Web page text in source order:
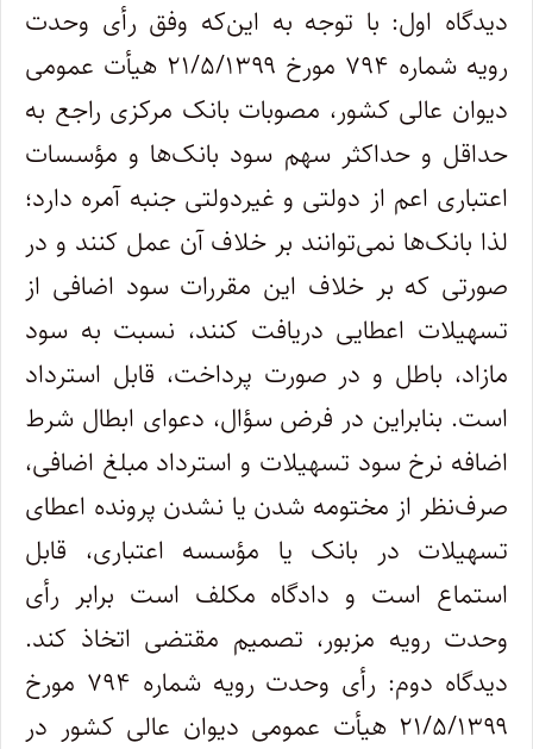
دیدگاه اول: با توجه به این‌که وفق رأی وحدت
رویه شماره ۷۹۴ مورخ ۲۱/۵/۱۳۹۹ هیأت عمومی
دیوان عالی کشور، مصوبات بانک مرکزی راجع به
حداقل و حداکثر سهم سود بانک‌ها و مؤسسات
اعتباری اعم از دولتی و غیردولتی جنبه آمره دارد؛
لذا بانک‌ها نمی‌توانند بر خلاف آن عمل کنند و در
صورتی‌ که بر خلاف این مقررات سود اضافی از
تسهیلات اعطایی دریافت کنند، نسبت به سود
مازاد، باطل و در صورت پرداخت، قابل استرداد
است. بنابراین در فرض سؤال، دعوای ابطال شرط
اضافه نرخ سود تسهیلات و استرداد مبلغ اضافی،
صرف‌‌نظر از مختومه شدن یا نشدن پرونده اعطای
تسهیلات در بانک یا مؤسسه اعتباری، قابل
استماع است و دادگاه مکلف است برابر رأی
وحدت رویه مزبور، تصمیم مقتضی اتخاذ کند.
دیدگاه دوم: رأی وحدت رویه شماره ۷۹۴ مورخ
۲۱/۵/۱۳۹۹ هیأت عمومی دیوان عالی کشور در